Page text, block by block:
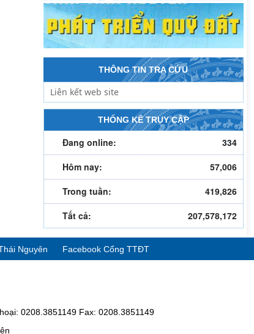
THÔNG TIN TRA CỨU
THỐNG KÊ TRUY CẬP
Đang online:
334
Hôm nay:
57,006
Trong tuần:
419,826
Tất cả:
207,578,172
Nguyên Facebook Cổng TTĐT
0208.3851149 Fax: 0208.3851149